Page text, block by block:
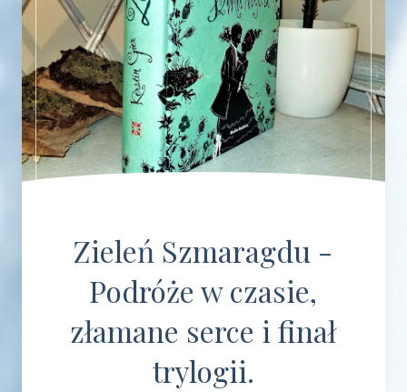
Zieleń Szmaragdu -
Podróże w czasie,
złamane serce i finał
trylogii.